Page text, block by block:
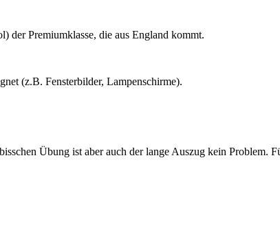
der Premiumklasse, die aus England kommt.
(z.B. Fensterbilder, Lampenschirme).
Übung ist aber auch der lange Auszug kein Problem.